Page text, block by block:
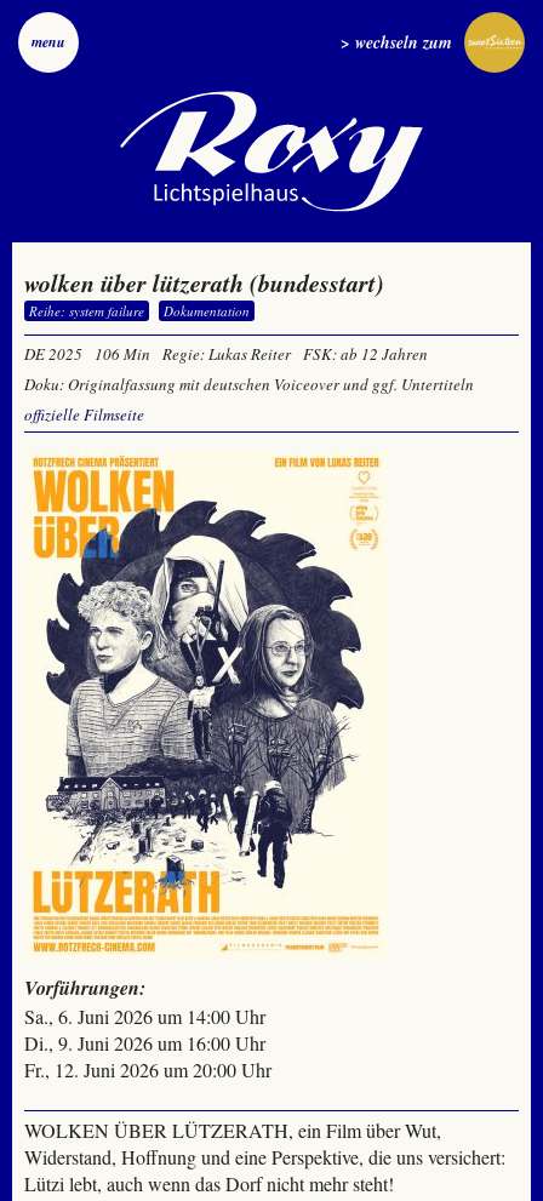
menu > wechseln zum
wolken über lützerath (bundesstart)
Reihe: system failure Dokumentation
DE 2025 106 Min Regie: Lukas Reiter
FSK: ab 12 Jahren
Doku: Originalfassung mit deutschen Voiceover und ggf. Untertiteln
offizielle Filmseite
Vorführungen:
Sa., 6. Juni 2026 um 14:00 Uhr
Di., 9. Juni 2026 um 16:00 Uhr
Fr., 12. Juni 2026 um 20:00 Uhr
WOLKEN ÜBER LÜTZERATH, ein Film über Wut,
Widerstand, Hoffnung und eine Perspektive, die uns versichert:
Lützi lebt, auch wenn das Dorf nicht mehr steht!